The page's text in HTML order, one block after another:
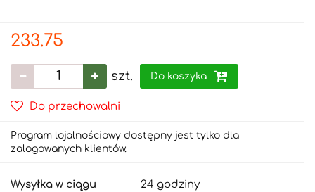
233.75
szt. Do koszyka
Do przechowalni
Program lojalnościowy dostępny jest tylko dla
zalogowanych klientów.
Wysyłka w ciągu 24 godziny